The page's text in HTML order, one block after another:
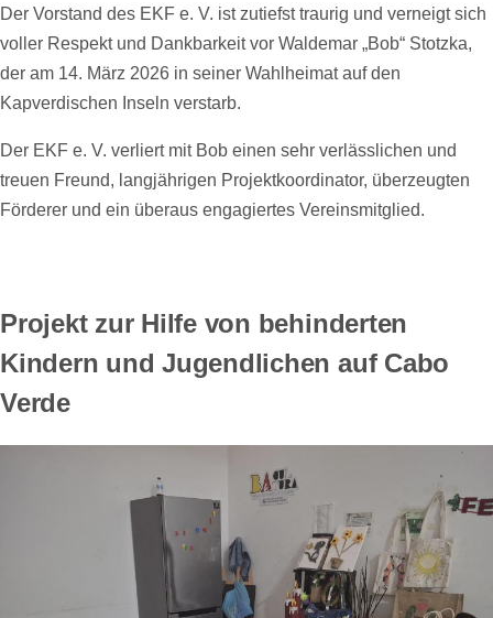
Der Vorstand des EKF e. V. ist zutiefst traurig und verneigt sich
voller Respekt und Dankbarkeit vor Waldemar „Bob“ Stotzka,
der am 14. März 2026 in seiner Wahlheimat auf den
Kapverdischen Inseln verstarb.
Der EKF e. V. verliert mit Bob einen sehr verlässlichen und
treuen Freund, langjährigen Projektkoordinator, überzeugten
Förderer und ein überaus engagiertes Vereinsmitglied.
Projekt zur Hilfe von behinderten
Kindern und Jugendlichen auf Cabo
Verde